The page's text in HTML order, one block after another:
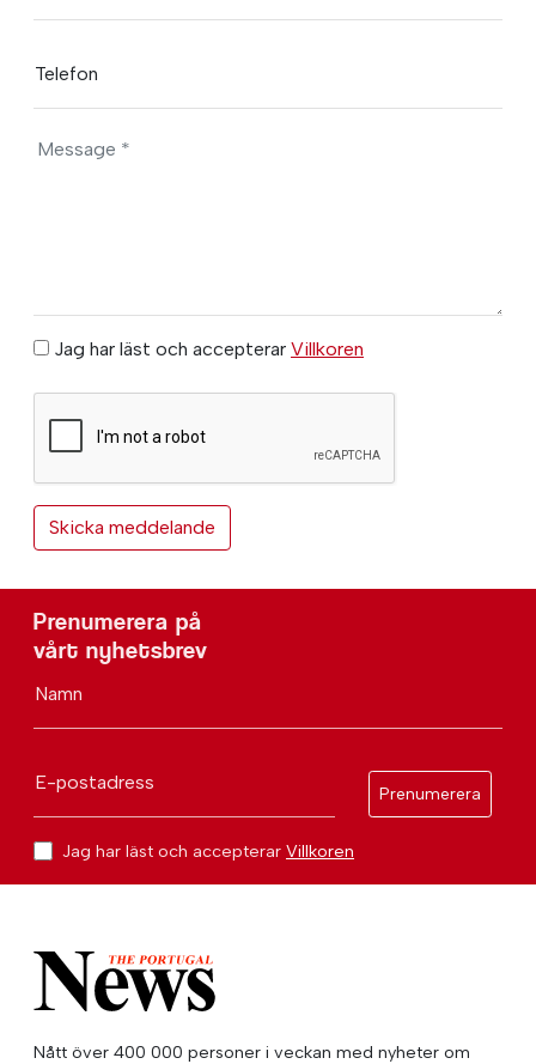
Telefon
Jag har läst och accepterar Villkoren
Prenumerera på
vårt nyhetsbrev
Namn
E-postadress
Prenumerera
Jag har läst och accepterar Villkoren
Nått över 400 000 personer i veckan med nyheter om